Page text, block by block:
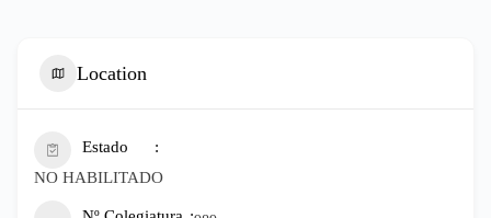
Location
Estado
NO HABILITADO